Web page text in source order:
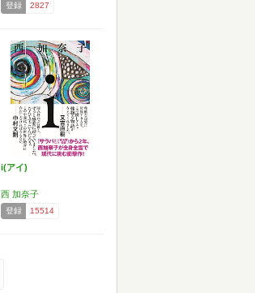
登録 2827
i(アイ)
西 加奈子
登録 15514